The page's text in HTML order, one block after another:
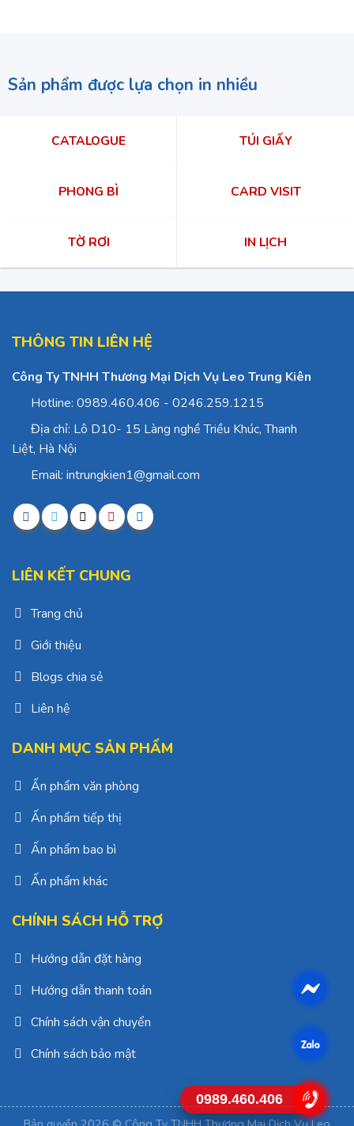
Sản phẩm được lựa chọn in nhiều
CATALOGUE TÚI GIẤY
PHONG BÌ CARD VISIT
TỜ RƠI IN LỊCH
THÔNG TIN LIÊN HỆ
Công Ty TNHH Thương Mại Dịch Vụ Leo Trung Kiên
Hotline: 0989.460.406 - 0246.259.1215
Địa chỉ: Lô D10- 15 Làng nghề Triều Khúc, Thanh
Liệt, Hà Nội
Email: intrungkien1@gmail.com
LIÊN KẾT CHUNG
Trang chủ
Giới thiệu
Blogs chia sẻ
Liên hệ
DANH MỤC SẢN PHẨM
Ấn phẩm văn phòng
Ấn phẩm tiếp thị
Ấn phẩm bao bì
Ấn phẩm khác
CHÍNH SÁCH HỖ TRỢ
Hướng dẫn đặt hàng
Hướng dẫn thanh toán
Chính sách vận chuyển
Chính sách bảo mật
0989.460.406